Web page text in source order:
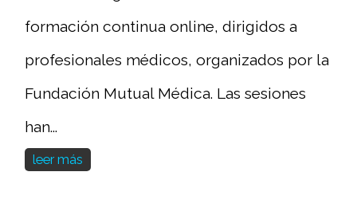
formación continua online, dirigidos a
profesionales médicos, organizados por la
Fundación Mutual Médica. Las sesiones
han...
leer más